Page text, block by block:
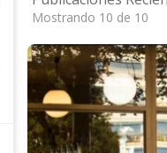
Mostrando 10 de 10